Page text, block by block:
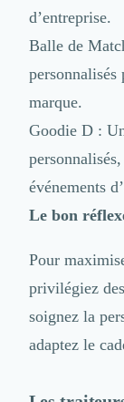
Design Industriel
Packaging &
Support Client
Téléphonie &
BI, Analytics & Big
Graphisme &
Recherche Utilisateur
Design Thinking
Développement
Développement E-
Direction Artistique
Cybersécurité
d’entreprise.
Balle de
marque.
Goodie D:
événements
Le bon
Pour
privilégiez
soignez la
adaptez le